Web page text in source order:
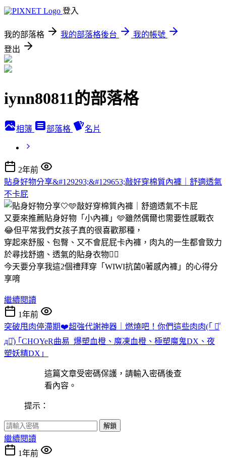
登入
我的部落格 我的部落格後台
我的帳號
登出
iynn80811的部落格
相簿 部落格 名片
2年前
貼身好物分享&#129293;&#129653;敲好穿棉質內褲｜舒適透氣
不卡屁
又要來推薦貼身好物「小內褲」🩵雖然偶爾也需要性感戰衣
😂但平常我們女孩子真的很喜歡那種，
穿起來舒服、包臀、又不會屁屁卡內褲，肉丸的一生都會致力
於尋找舒適、透氣的貼身衣物✌🏻
今天要分享我這2個禮拜穿「WIWI抗菌0著感內褲」的心得分
享唷
繼續閱讀
1年前
突破甩肉停滯期❤️超強代謝神器｜燃燒吧！你們這些肉肉(｢ ꒪ͧ
д꒪ͧ) ｢CHOYeR曲易_爆塑血橙、魔凍血橙、極塑魔鬼DX、夜
塑妖精DX」
這篇文章受密碼保護，請輸入密碼後查
看內容。
提示：
解鎖
繼續閱讀
1年前